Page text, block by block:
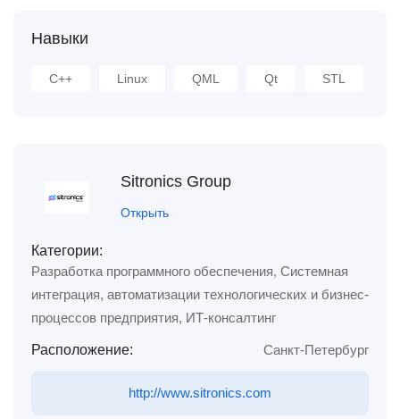
Навыки
C++ Linux QML Qt STL
Sitronics Group
Открыть
Категории:
Разработка программного обеспечения, Системная
интеграция, автоматизации технологических и бизнес-
процессов предприятия, ИТ-консалтинг
Расположение: Санкт-Петербург
http://www.sitronics.com